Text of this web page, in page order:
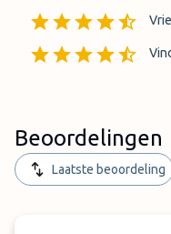
Beoordelingen
Laatste beoordeling